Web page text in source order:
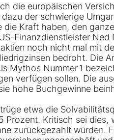
die europäischen
der schwierige
Kraft haben, den
Finanzdienstleister
noch nicht mal mit
bedroht. Die
Mythos Nummer 1
verfügen sollen. Die
hohe Buchgewinne
etwa die
Prozent. Kritisch sei
zurückgezahlt würden.